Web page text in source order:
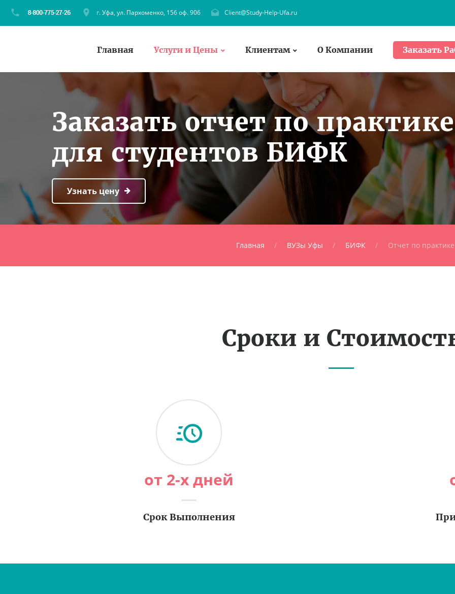
г. Уфа, ул. Пархоменко, 156 оф. 906 Client@Study-Help-Ufa.ru
Главная Услуги и Цены Клиентам О Компании Заказать
Заказать отчет по практике
для студентов БИФК
Узнать цену
Главная ВУЗы Уфы БИФК Отчет по практике
Сроки и
от 2-х дней
Срок Выполнения